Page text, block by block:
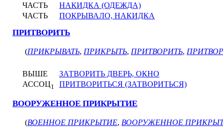
ЧАСТЬ
НАКИДКА (ОДЕЖДА)
ЧАСТЬ
ПОКРЫВАЛО, НАКИДКА
ПРИТВОРИТЬ
(ПРИКРЫВАТЬ, ПРИКРЫТЬ, ПРИТВОРИТЬ,
ВЫШЕ
ЗАТВОРИТЬ ДВЕРЬ, ОКНО
АССОЦ1 ПРИТВОРИТЬСЯ (ЗАТВОРИТЬСЯ)
ВООРУЖЕННОЕ ПРИКРЫТИЕ
(ВОЕННОЕ ПРИКРЫТИЕ, ВООРУЖЕННОЕ